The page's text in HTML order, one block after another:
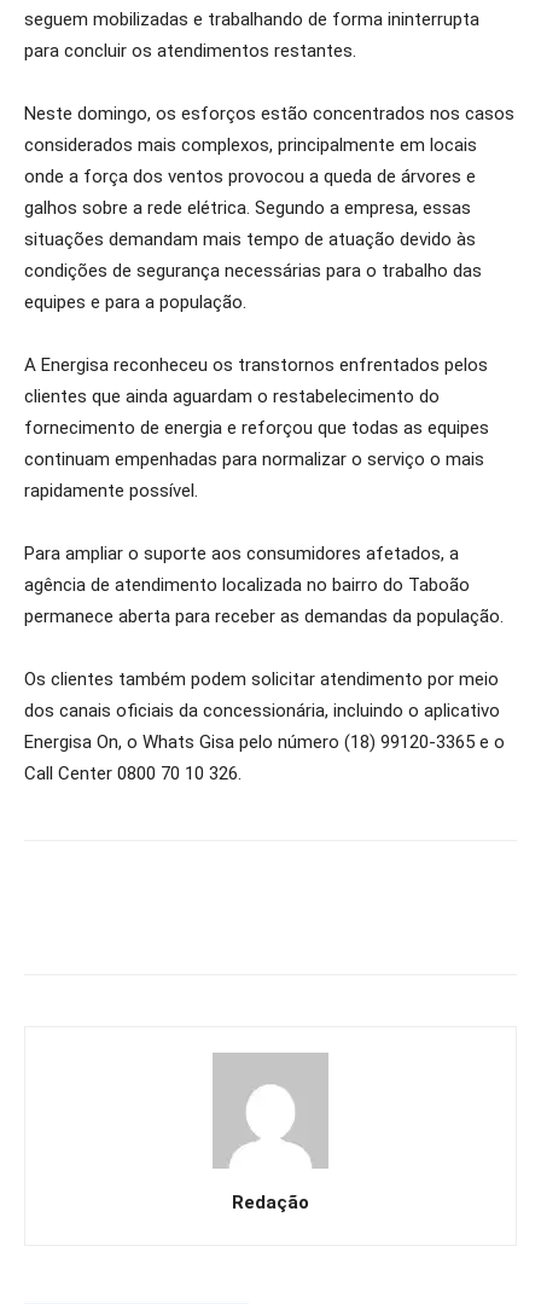
seguem mobilizadas e trabalhando de forma ininterrupta
para concluir os atendimentos restantes.
Neste domingo, os esforços estão concentrados nos casos
considerados mais complexos, principalmente em locais
onde a força dos ventos provocou a queda de árvores e
galhos sobre a rede elétrica. Segundo a empresa, essas
situações demandam mais tempo de atuação devido às
condições de segurança necessárias para o trabalho das
equipes e para a população.
A Energisa reconheceu os transtornos enfrentados pelos
clientes que ainda aguardam o restabelecimento do
fornecimento de energia e reforçou que todas as equipes
continuam empenhadas para normalizar o serviço o mais
rapidamente possível.
Para ampliar o suporte aos consumidores afetados, a
agência de atendimento localizada no bairro do Taboão
permanece aberta para receber as demandas da população.
Os clientes também podem solicitar atendimento por meio
dos canais oficiais da concessionária, incluindo o aplicativo
Energisa On, o Whats Gisa pelo número (18) 99120-3365 e o
Call Center 0800 70 10 326.
Redação